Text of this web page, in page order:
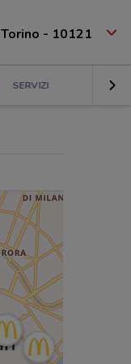
Torino - 10121
SERVIZI